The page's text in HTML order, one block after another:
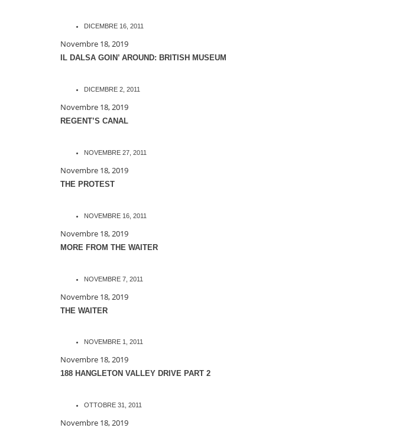
DICEMBRE 16, 2011
Novembre 18, 2019
IL DALSA GOIN’ AROUND: BRITISH MUSEUM
DICEMBRE 2, 2011
Novembre 18, 2019
REGENT’S CANAL
NOVEMBRE 27, 2011
Novembre 18, 2019
THE PROTEST
NOVEMBRE 16, 2011
Novembre 18, 2019
MORE FROM THE WAITER
NOVEMBRE 7, 2011
Novembre 18, 2019
THE WAITER
NOVEMBRE 1, 2011
Novembre 18, 2019
188 HANGLETON VALLEY DRIVE PART 2
OTTOBRE 31, 2011
Novembre 18, 2019